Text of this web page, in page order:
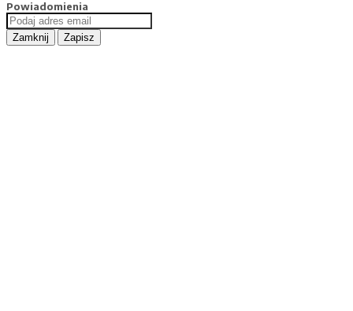
Powiadomienia
Zamknij Zapisz